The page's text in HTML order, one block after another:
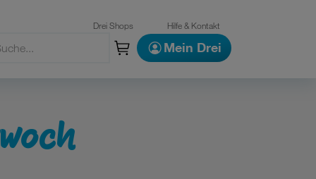
Drei Shops Hilfe & Kontakt
Mein Drei